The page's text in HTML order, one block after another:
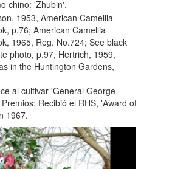
chino: 'Zhubin'.
1953, American Camellia
p.76; American Camellia
1965, Reg. No.724; See black
photo, p.97, Hertrich, 1959,
in the Huntington Gardens,
al cultivar 'General George
Recibió el RHS, 'Award of
1967.